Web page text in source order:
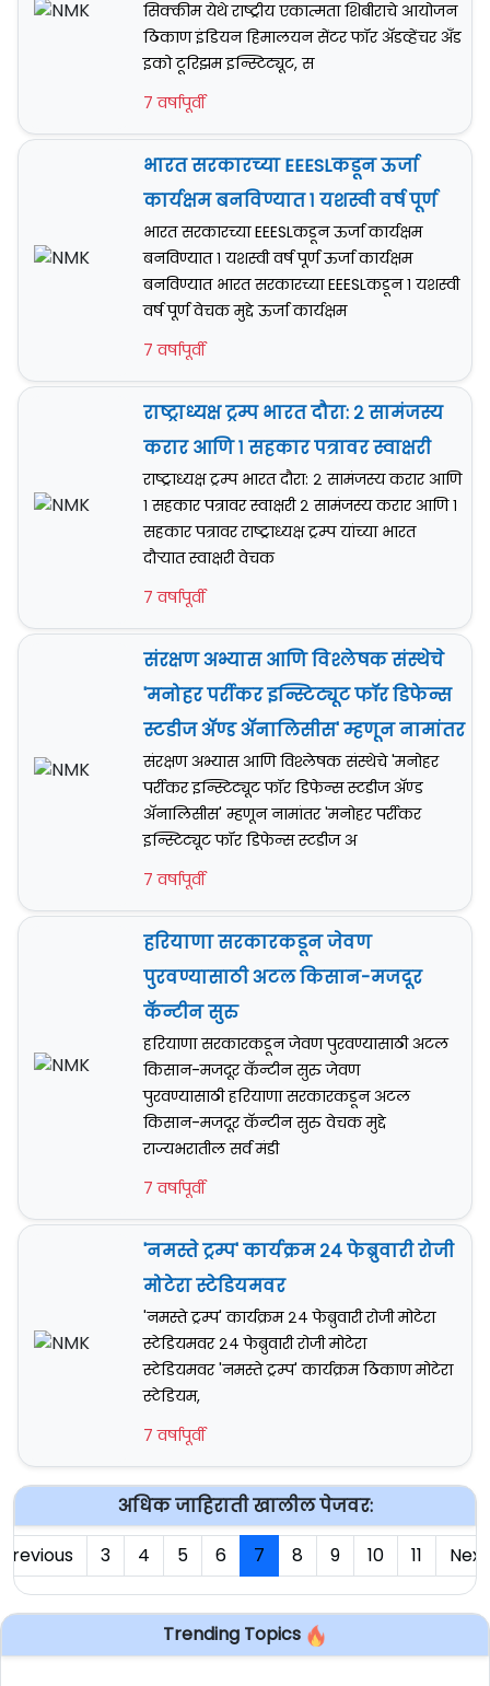
सिक्कीम येथे राष्ट्रीय एकात्मता शिबीराचे आयोजन
ठिकाण इंडियन हिमालयन सेंटर फॉर अ‍ॅडव्हेंचर अँड
इको टूरिझम इन्स्टिट्यूट, स
7 वर्षापूर्वी
भारत सरकारच्या EEESLकडून ऊर्जा
कार्यक्षम बनविण्यात १ यशस्वी वर्ष पूर्ण
भारत सरकारच्या EEESLकडून ऊर्जा कार्यक्षम
बनविण्यात १ यशस्वी वर्ष पूर्ण ऊर्जा कार्यक्षम
बनविण्यात भारत सरकारच्या EEESLकडून १ यशस्वी
वर्ष पूर्ण वेचक मुद्दे ऊर्जा कार्यक्षम
7 वर्षापूर्वी
राष्ट्राध्यक्ष ट्रम्प भारत दौरा: २ सामंजस्य
करार आणि १ सहकार पत्रावर स्वाक्षरी
राष्ट्राध्यक्ष ट्रम्प भारत दौरा: २ सामंजस्य करार आणि
१ सहकार पत्रावर स्वाक्षरी २ सामंजस्य करार आणि १
सहकार पत्रावर राष्ट्राध्यक्ष ट्रम्प यांच्या भारत
दौऱ्यात स्वाक्षरी वेचक
7 वर्षापूर्वी
संरक्षण अभ्यास आणि विश्लेषक संस्थेचे
'मनोहर पर्रीकर इन्स्टिट्यूट फॉर डिफेन्स
स्टडीज अ‍ॅण्ड अ‍ॅनालिसीस' म्हणून नामांतर
संरक्षण अभ्यास आणि विश्लेषक संस्थेचे 'मनोहर
पर्रीकर इन्स्टिट्यूट फॉर डिफेन्स स्टडीज अ‍ॅण्ड
अ‍ॅनालिसीस' म्हणून नामांतर 'मनोहर पर्रीकर
इन्स्टिट्यूट फॉर डिफेन्स स्टडीज अ‍
7 वर्षापूर्वी
हरियाणा सरकारकडून जेवण
पुरवण्यासाठी अटल किसान-मजदूर
कॅन्टीन सुरु
हरियाणा सरकारकडून जेवण पुरवण्यासाठी अटल
किसान-मजदूर कॅन्टीन सुरु जेवण
पुरवण्यासाठी हरियाणा सरकारकडून अटल
किसान-मजदूर कॅन्टीन सुरु वेचक मुद्दे
राज्यभरातील सर्व मंडी
7 वर्षापूर्वी
'नमस्ते ट्रम्प' कार्यक्रम २४ फेब्रुवारी रोजी
मोटेरा स्टेडियमवर
'नमस्ते ट्रम्प' कार्यक्रम २४ फेब्रुवारी रोजी मोटेरा
स्टेडियमवर २४ फेब्रुवारी रोजी मोटेरा
स्टेडियमवर 'नमस्ते ट्रम्प' कार्यक्रम ठिकाण मोटेरा
स्टेडियम,
7 वर्षापूर्वी
अधिक जाहिराती खालील पेजवर:
Previous 3 4 5 6 7 8 9 10 11 Next
Trending Topics